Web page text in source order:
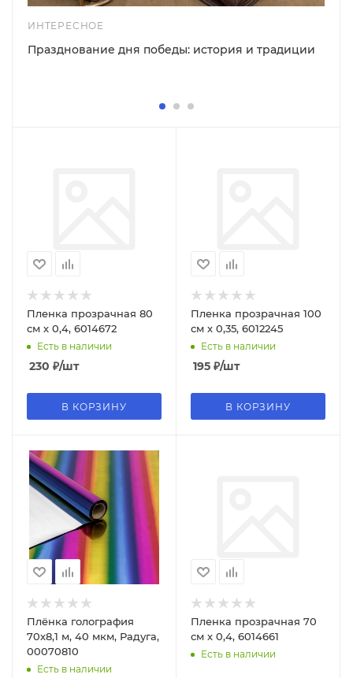
ИНТЕРЕСНОЕ
Празднование дня победы: история и традиции
Пленка прозрачная 80
см х 0,4, 6014672
Есть в наличии
230 ₽/шт
В КОРЗИНУ
Пленка прозрачная 100
см х 0,35, 6012245
Есть в наличии
195 ₽/шт
В КОРЗИНУ
Плёнка голография
70х8,1 м, 40 мкм, Радуга,
00070810
Есть в наличии
Пленка прозрачная 70
см х 0,4, 6014661
Есть в наличии